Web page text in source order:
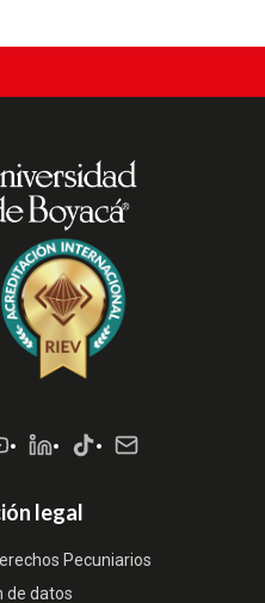
legal
Pecuniarios
de datos